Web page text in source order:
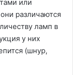
или
различаются
ламп в
у них
(шнур,